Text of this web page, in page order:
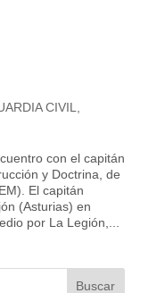
CIVIL,
con el capitán
y Doctrina, de
El capitán
(Asturias) en
por La Legión,...